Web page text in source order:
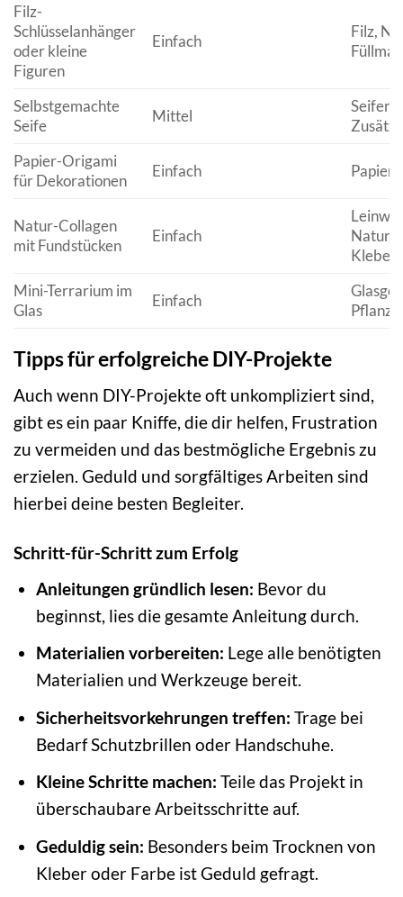
Filz-
Schlüsselanhänger
oder kleine
Figuren
Einfach
Filz,
Selbstgemachte
Seife
Mittel
Zusätze
Papier-Origami
für Dekorationen
Einfach Papier
Natur-Collagen
mit Fundstücken
Einfach
Kleber
Mini-Terrarium im
Glas
Einfach
Tipps für erfolgreiche DIY-Projekte
Auch wenn DIY-Projekte oft unkompliziert sind,
gibt es ein paar Kniffe, die dir helfen, Frustration
zu vermeiden und das bestmögliche Ergebnis zu
erzielen. Geduld und sorgfältiges Arbeiten sind
hierbei deine besten Begleiter.
Schritt-für-Schritt zum Erfolg
Anleitungen gründlich lesen: Bevor du
beginnst, lies die gesamte Anleitung durch.
Materialien vorbereiten: Lege alle benötigten
Materialien und Werkzeuge bereit.
Sicherheitsvorkehrungen treffen: Trage bei
Bedarf Schutzbrillen oder Handschuhe.
Kleine Schritte machen: Teile das Projekt in
überschaubare Arbeitsschritte auf.
Geduldig sein: Besonders beim Trocknen von
Kleber oder Farbe ist Geduld gefragt.